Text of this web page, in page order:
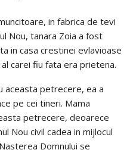
in fabrica de tevi
Nou, tanara Zoia a fost
in casa crestinei evlavioase
carei fiu fata era prietena.
aceasta petrecere, ea a
pe cei tineri. Mama
petrecere, deoarece
Nou civil cadea in mijlocul
Domnului se